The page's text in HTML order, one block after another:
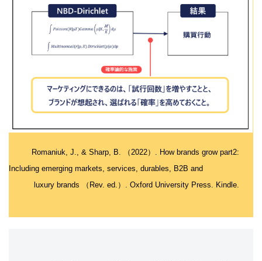
Romaniuk, J., & Sharp, B. （2022）. How brands grow part2:
Including emerging markets, services, durables, B2B and
luxury brands （Rev. ed.）. Oxford University Press. Kindle.